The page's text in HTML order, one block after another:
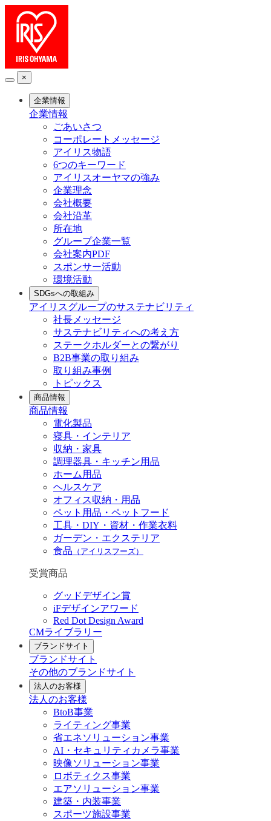
×
企業情報
企業情報
ごあいさつ
コーポレートメッセージ
アイリス物語
6つのキーワード
アイリスオーヤマの強み
企業理念
会社概要
会社沿革
所在地
グループ企業一覧
会社案内PDF
スポンサー活動
環境活動
SDGsへの取組み
アイリスグループのサステナビリティ
社長メッセージ
サステナビリティへの考え方
ステークホルダーとの繋がり
B2B事業の取り組み
取り組み事例
トピックス
商品情報
商品情報
電化製品
寝具・インテリア
収納・家具
調理器具・キッチン用品
ホーム用品
ヘルスケア
オフィス収納・用品
ペット用品・ペットフード
工具・DIY・資材・作業衣料
ガーデン・エクステリア
食品 （アイリスフーズ）
受賞商品
グッドデザイン賞
iFデザインアワード
Red Dot Design Award
CMライブラリー
ブランドサイト
ブランドサイト
その他のブランドサイト
法人のお客様
法人のお客様
BtoB事業
ライティング事業
省エネソリューション事業
AI・セキュリティカメラ事業
映像ソリューション事業
ロボティクス事業
エアソリューション事業
建築・内装事業
スポーツ施設事業